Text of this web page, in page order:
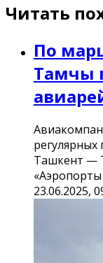
Читать
По
Тамчы
Ташкент —
23.06.2025,